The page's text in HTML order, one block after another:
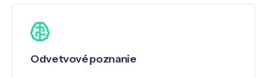
Odvetvové poznanie